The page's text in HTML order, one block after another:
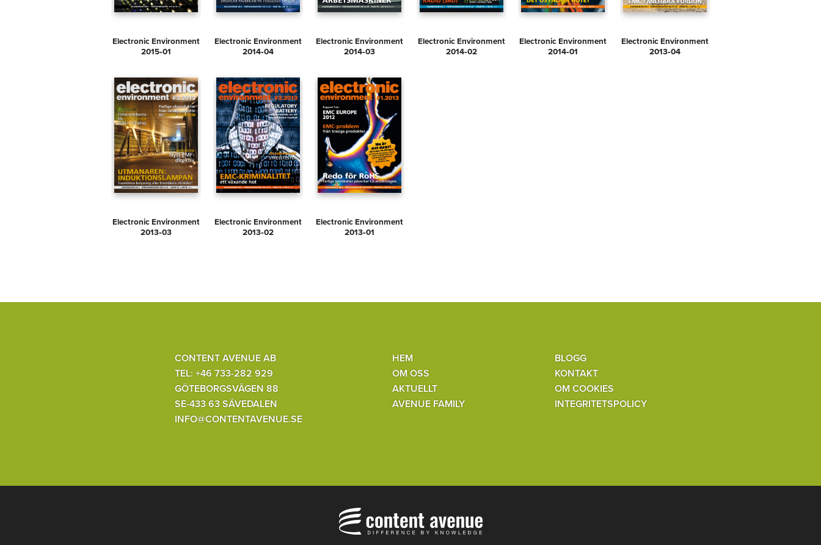
Electronic Environment
2015‑01
Electronic Environment
2014‑04
Electronic Environment
2014‑03
Electronic Environment
2014‑02
Electronic Environment
2014‑01
Electronic Environment
2013‑04
Electronic Environment
2013‑03
Electronic Environment
2013‑02
Electronic Environment
2013‑01
CONTENT AVENUE AB
TEL: +46 733-282 929
GÖTEBORGSVÄGEN 88
SE-433 63 SÄVEDALEN
INFO@CONTENTAVENUE.SE
HEM
OM OSS
AKTUELLT
AVENUE FAMILY
BLOGG
KONTAKT
OM COOKIES
INTEGRITETSPOLICY